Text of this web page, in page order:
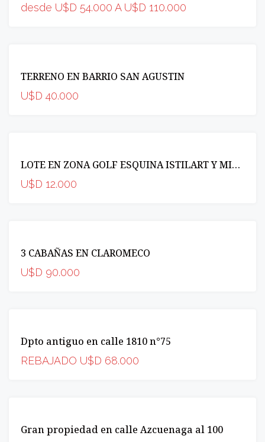
desde U$D 54.000 A U$D 110.000
INCREIBLE
TERRENO EN BARRIO SAN AGUSTIN
U$D 40.000
OPORTUNIDAD LOTE EN ZONA GOLF ESQUINA ISTILART Y MISIONES
U$D 12.000
OPORTUNIDAD
3 CABAÑAS EN CLAROMECO
U$D 90.000
OPORTUNIDAD
Dpto antiguo en calle 1810 n°75
REBAJADO U$D 68.000
OPORTUNIDAD
Gran propiedad en calle Azcuenaga al 100